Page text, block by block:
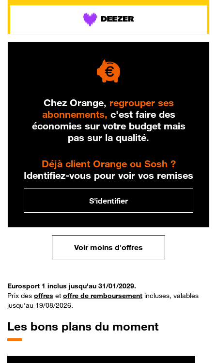
Chez Orange, regrouper ses
abonnements, c'est faire des
économies sur votre budget mais
pas sur la qualité.
Déjà client Orange ou Sosh ?
Identifiez-vous pour voir vos remises
S'identifier
Voir moins d'offres
Eurosport 1 inclus jusqu'au 31/01/2029.
Prix des offres et offre de remboursement incluses, valables
jusqu’au 19/08/2026.
Les bons plans du moment